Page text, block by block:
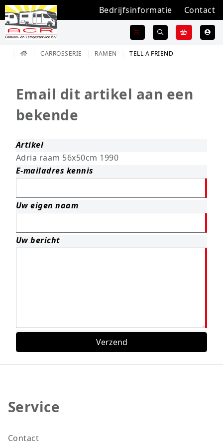
Bedrijfsinformatie Contact
CARROSSERIE RAMEN TELL A FRIEND
Email dit artikel aan een
bekende
Artikel
Adria raam 56x50cm 1990
E-mailadres kennis
Uw eigen naam
Uw bericht
Verzend
Service
Contact